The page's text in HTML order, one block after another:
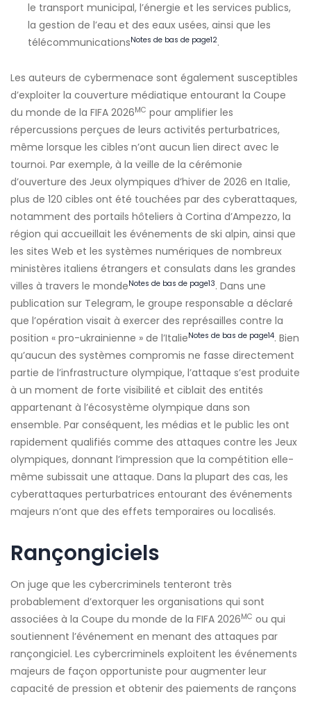
le transport municipal, l’énergie et les services publics,
la gestion de l’eau et des eaux usées, ainsi que les
télécommunicationsNotes de bas de page12.
Les auteurs de cybermenace sont également susceptibles
d’exploiter la couverture médiatique entourant la Coupe
du monde de la FIFA 2026MC pour amplifier les
répercussions perçues de leurs activités perturbatrices,
même lorsque les cibles n’ont aucun lien direct avec le
tournoi. Par exemple, à la veille de la cérémonie
d’ouverture des Jeux olympiques d’hiver de 2026 en Italie,
plus de 120 cibles ont été touchées par des cyberattaques,
notamment des portails hôteliers à Cortina d’Ampezzo, la
région qui accueillait les événements de ski alpin, ainsi que
les sites Web et les systèmes numériques de nombreux
ministères italiens étrangers et consulats dans les grandes
villes à travers le mondeNotes de bas de page13. Dans une
publication sur Telegram, le groupe responsable a déclaré
que l’opération visait à exercer des représailles contre la
position « pro-ukrainienne » de l’ItalieNotes de bas de page14. Bien
qu’aucun des systèmes compromis ne fasse directement
partie de l’infrastructure olympique, l’attaque s’est produite
à un moment de forte visibilité et ciblait des entités
appartenant à l’écosystème olympique dans son
ensemble. Par conséquent, les médias et le public les ont
rapidement qualifiés comme des attaques contre les Jeux
olympiques, donnant l’impression que la compétition elle-
même subissait une attaque. Dans la plupart des cas, les
cyberattaques perturbatrices entourant des événements
majeurs n’ont que des effets temporaires ou localisés.
Rançongiciels
On juge que les cybercriminels tenteront très
probablement d’extorquer les organisations qui sont
associées à la Coupe du monde de la FIFA 2026MC ou qui
soutiennent l’événement en menant des attaques par
rançongiciel. Les cybercriminels exploitent les événements
majeurs de façon opportuniste pour augmenter leur
capacité de pression et obtenir des paiements de rançons